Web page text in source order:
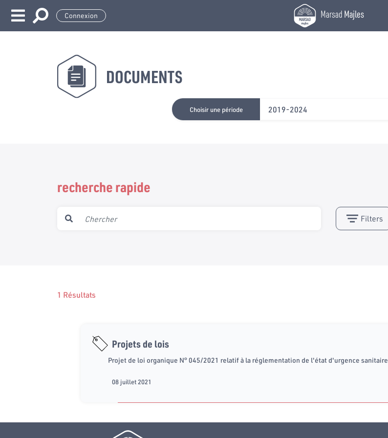
Connexion MarsadMajles
DOCUMENTS
Choisir une période 2019-2024
recherche rapide
Filters
1 Résultats
Projets de lois
Projet de loi organique N° 045/2021 relatif à la réglementation de l'état d'urgence sanitaire
08 juillet 2021